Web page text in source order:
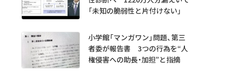
「未知の脆弱性と片付けない」
小学館「マンガワン」問題、第三
者委が報告書 3つの行為を“人
権侵害への助長・加担”と指摘